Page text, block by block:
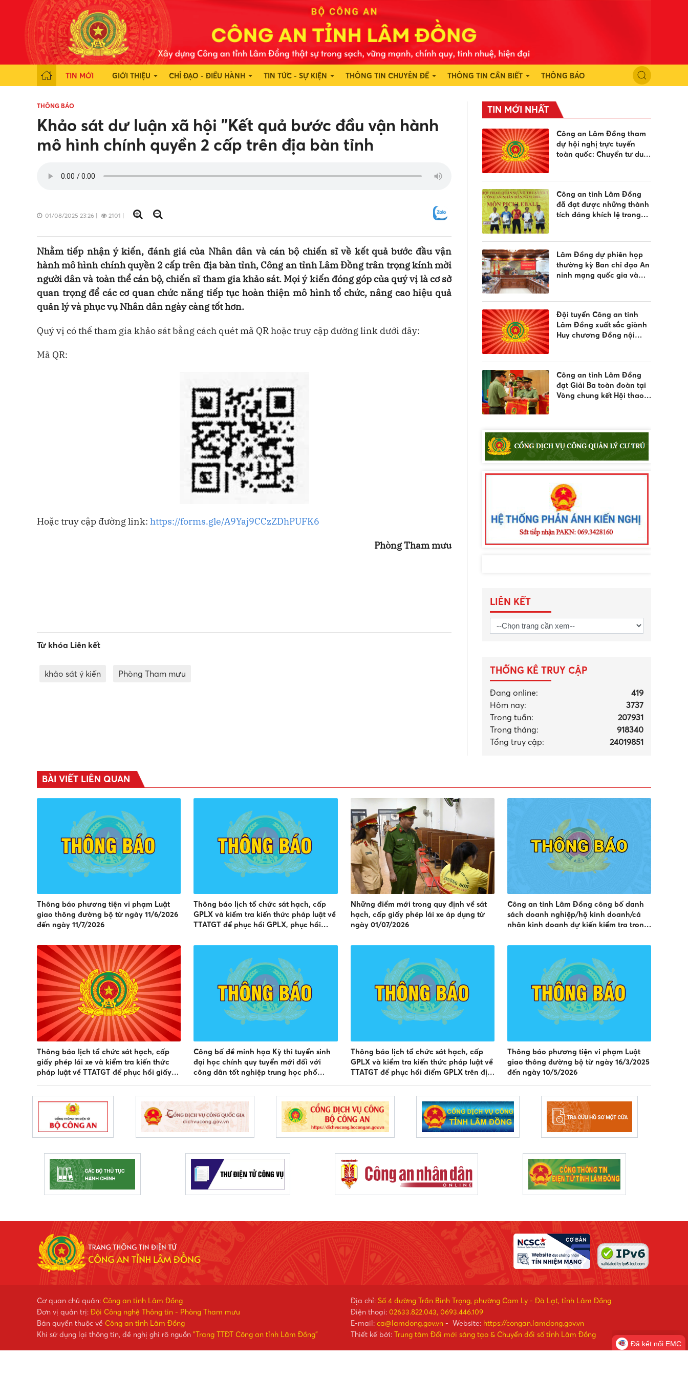
TIN MỚI GIỚI THIỆU CHỈ ĐẠO - ĐIỀU HÀNH TIN TỨC - SỰ KIỆN THÔNG TIN CHUYÊN ĐỀ THÔNG TIN CẦN BIẾT THÔNG BÁO
THÔNG BÁO
Khảo sát dư luận xã hội "Kết quả bước đầu vận hành
mô hình chính quyền 2 cấp trên địa bàn tỉnh
01/08/2025 23:26 | 2101 |
Nhằm tiếp nhận ý kiến, đánh giá của Nhân dân và cán bộ chiến sĩ về kết quả bước đầu vận
hành mô hình chính quyền 2 cấp trên địa bàn tỉnh, Công an tỉnh Lâm Đồng trân trọng kính mời
người dân và toàn thể cán bộ, chiến sĩ tham gia khảo sát. Mọi ý kiến đóng góp của quý vị là cơ sở
quan trọng để các cơ quan chức năng tiếp tục hoàn thiện mô hình tổ chức, nâng cao hiệu quả
quản lý và phục vụ Nhân dân ngày càng tốt hơn.
Quý vị có thể tham gia khảo sát bằng cách quét mã QR hoặc truy cập đường link dưới đây:
Mã QR:
Hoặc truy cập đường link: https://forms.gle/A9Yaj9CCzZDhPUFK6
Phòng Tham mưu
Từ khóa Liên kết
khảo sát ý kiến Phòng Tham mưu
TIN MỚI NHẤT
Công an Lâm Đồng tham
dự hội nghị trực tuyến
toàn quốc: Chuyển tư duy
Công an tỉnh Lâm Đồng
đã đạt được những thành
tích đáng khích lệ trong
an nhân dân năm 2026
Lâm Đồng dự phiên họp
thường kỳ Ban chỉ đạo An
ninh mạng quốc gia và
Đội tuyển Công an tỉnh
Lâm Đồng xuất sắc giành
Huy chương Đồng nội
Công an tỉnh Lâm Đồng
đạt Giải Ba toàn đoàn tại
Vòng chung kết Hội thao
LIÊN KẾT
THỐNG KÊ TRUY CẬP
Đang online:
419
Hôm nay:
3737
Trong tuần:
207931
Trong tháng:
918340
Tổng truy cập:
24019851
BÀI VIẾT LIÊN QUAN
Thông báo phương tiện vi phạm Luật
giao thông đường bộ từ ngày 11/6/2026
đến ngày 11/7/2026
Thông báo lịch tổ chức sát hạch, cấp
GPLX và kiểm tra kiến thức pháp luật về
TTATGT để phục hồi GPLX, phục hồi
(Từ 01/8/2026 đến 31/8/2026)
Những điểm mới trong quy định về sát
hạch, cấp giấy phép lái xe áp dụng từ
ngày 01/07/2026
Công an tỉnh Lâm Đồng công bố danh
sách doanh nghiệp/hộ kinh doanh/cá
nhân kinh doanh dự kiến kiểm tra trong
ngày 14/9/2026)
Thông báo lịch tổ chức sát hạch, cấp
giấy phép lái xe và kiểm tra kiến thức
pháp luật về TTATGT để phục hồi giấy
01/7/2026 đến 31/7/2026)
Công bố đề minh họa Kỳ thi tuyển sinh
đại học chính quy tuyển mới đối với
công dân tốt nghiệp trung học phổ
Thông báo lịch tổ chức sát hạch, cấp
GPLX và kiểm tra kiến thức pháp luật về
TTATGT để phục hồi điểm GPLX trên địa
Thông báo phương tiện vi phạm Luật
giao thông đường bộ từ ngày 16/3/2025
đến ngày 10/5/2026
Cơ quan chủ quản: Công an tỉnh Lâm Đồng
Đơn vị quản trị: Đội Công nghệ Thông tin - Phòng Tham mưu
Bản quyền thuộc về Công an tỉnh Lâm Đồng
Khi sử dụng lại thông tin, đề nghị ghi rõ nguồn "Trang TTĐT Công an tỉnh Lâm Đồng"
Địa chỉ: Số 4 đường Trần Bình Trọng, phường Cam Ly - Đà Lạt, tỉnh Lâm Đồng
Điện thoại: 02633.822.043, 0693.446.109
E-mail: ca@lamdong.gov.vn- Website: https://congan.lamdong.gov.vn
Thiết kế bởi: Trung tâm Đổi mới sáng tạo & Chuyển đổi số tỉnh Lâm Đồng
Đã kết nối EMC